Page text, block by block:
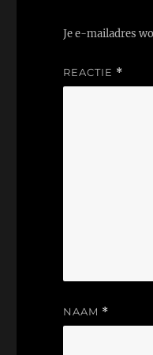
Je e-mailadres
REACTIE *
NAAM *